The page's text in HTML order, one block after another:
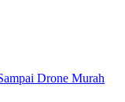
Drone Murah